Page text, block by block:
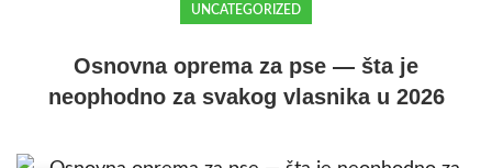
UNCATEGORIZED
Osnovna oprema za pse — šta je
neophodno za svakog vlasnika u 2026